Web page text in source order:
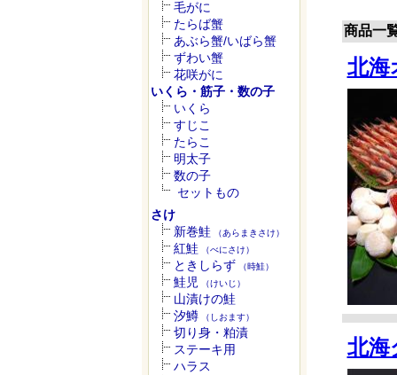
毛がに
たらば蟹
あぶら蟹/いばら蟹
ずわい蟹
花咲がに
いくら・筋子・数の子
いくら
すじこ
たらこ
明太子
数の子
セットもの
さけ
新巻鮭 （あらまきさけ）
紅鮭 （べにさけ）
ときしらず （時鮭）
鮭児 （けいじ）
山漬けの鮭
汐鱒 （しおます）
切り身・粕漬
ステーキ用
ハラス
商品一
北海
北海